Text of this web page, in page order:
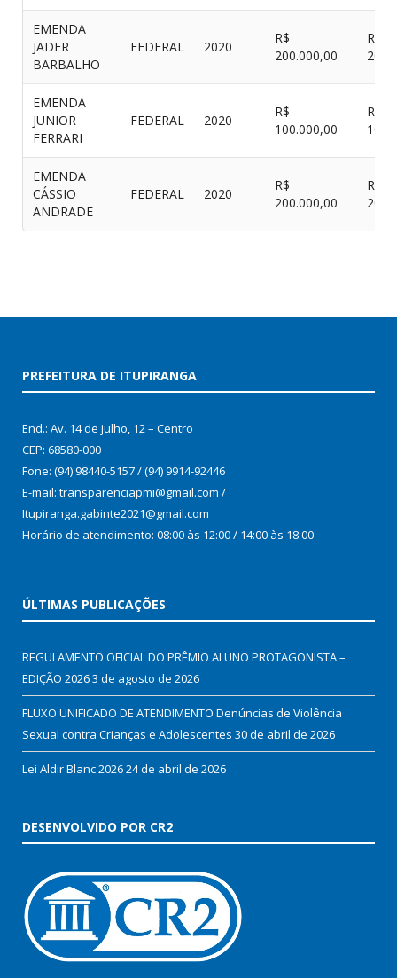
EMENDA
JADER
BARBALHO
FEDERAL 2020
R$
200.000,00
R$
EMENDA
JUNIOR
FERRARI
FEDERAL 2020
R$
100.000,00
R$
EMENDA
CÁSSIO
ANDRADE
FEDERAL 2020
R$
200.000,00
R$
PREFEITURA DE ITUPIRANGA
End.: Av. 14 de julho, 12 – Centro
CEP: 68580-000
Fone: (94) 98440-5157 / (94) 9914-92446
E-mail: transparenciapmi@gmail.com /
Itupiranga.gabinte2021@gmail.com
Horário de atendimento: 08:00 às 12:00 / 14:00 às 18:00
ÚLTIMAS PUBLICAÇÕES
REGULAMENTO OFICIAL DO PRÊMIO ALUNO PROTAGONISTA –
EDIÇÃO 20263 de agosto de 2026
FLUXO UNIFICADO DE ATENDIMENTO Denúncias de Violência
Sexual contra Crianças e Adolescentes 30 de abril de 2026
Lei Aldir Blanc 202624 de abril de 2026
DESENVOLVIDO POR CR2